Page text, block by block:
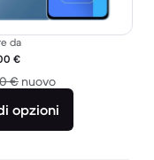
da
del ricondizionato:
€
€ nuovoRispetto a
opzioni